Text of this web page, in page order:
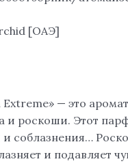
[ОАЭ]
Extreme» — это
и роскоши. Этот
и соблазнения…
и подавляет